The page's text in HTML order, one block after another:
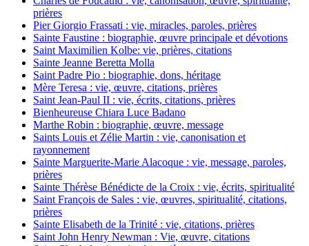
prières
Pier Giorgio Frassati : vie, miracles, paroles, prières
Sainte Faustine : biographie, œuvre principale et dévotions
Saint Maximilien Kolbe: vie, prières, citations
Sainte Jeanne Beretta Molla
Saint Padre Pio : biographie, dons, héritage
Mère Teresa : vie, œuvre, citations, prières
Saint Jean-Paul II : vie, écrits, citations, prières
Bienheureuse Chiara Luce Badano
Marthe Robin : biographie, œuvre, message
Saints Louis et Zélie Martin : vie, canonisation et
rayonnement
Sainte Marguerite-Marie Alacoque : vie, message, paroles,
prières
Sainte Thérèse Bénédicte de la Croix : vie, écrits, spiritualité
Saint François de Sales : vie, œuvres, spiritualité, citations,
prières
Sainte Elisabeth de la Trinité : vie, citations, prières
Saint John Henry Newman : Vie, œuvre, citations